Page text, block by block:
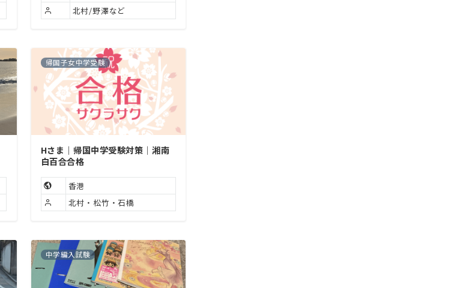
北村/野澤など
帰国子女中学受験
Hさま｜帰国中学受験対策｜湘南
白百合合格
香港
北村・松竹・石橋
中学編入試験